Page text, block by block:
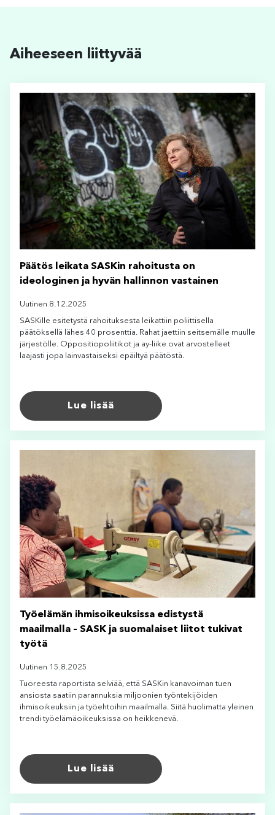
Aiheeseen liittyvää
Päätös leikata SASKin rahoitusta on
ideologinen ja hyvän hallinnon vastainen
Uutinen 8.12.2025
SASKille esitetystä rahoituksesta leikattiin poliittisella
päätöksellä lähes 40 prosenttia. Rahat jaettiin seitsemälle muulle
järjestölle. Oppositiopoliitikot ja ay-liike ovat arvostelleet
laajasti jopa lainvastaiseksi epäiltyä päätöstä.
Lue lisää
Työelämän ihmisoikeuksissa edistystä
maailmalla – SASK ja suomalaiset liitot tukivat
työtä
Uutinen 15.8.2025
Tuoreesta raportista selviää, että SASKin kanavoiman tuen
ansiosta saatiin parannuksia miljoonien työntekijöiden
ihmisoikeuksiin ja työehtoihin maailmalla. Siitä huolimatta yleinen
trendi työelämäoikeuksissa on heikkenevä.
Lue lisää